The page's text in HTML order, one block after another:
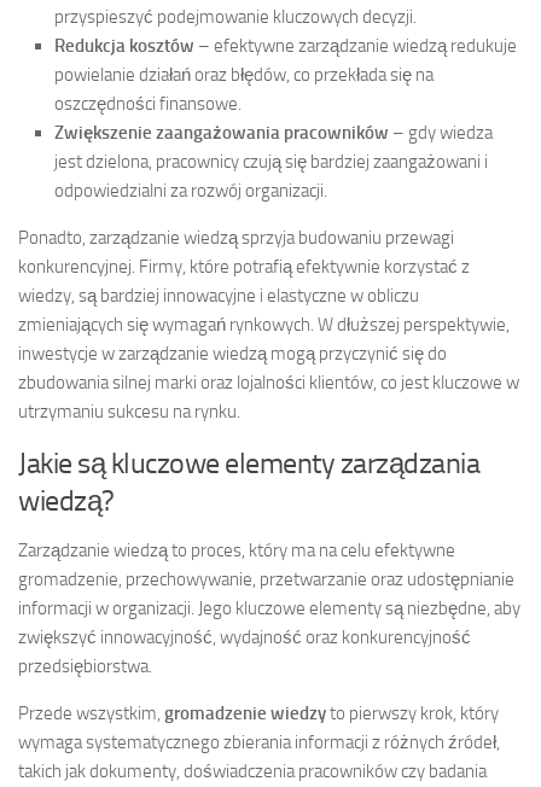
przyspieszyć podejmowanie kluczowych decyzji.
Redukcja kosztów – efektywne zarządzanie wiedzą redukuje
powielanie działań oraz błędów, co przekłada się na
oszczędności finansowe.
Zwiększenie zaangażowania pracowników – gdy wiedza
jest dzielona, pracownicy czują się bardziej zaangażowani i
odpowiedzialni za rozwój organizacji.
Ponadto, zarządzanie wiedzą sprzyja budowaniu przewagi
konkurencyjnej. Firmy, które potrafią efektywnie korzystać z
wiedzy, są bardziej innowacyjne i elastyczne w obliczu
zmieniających się wymagań rynkowych. W dłuższej perspektywie,
inwestycje w zarządzanie wiedzą mogą przyczynić się do
zbudowania silnej marki oraz lojalności klientów, co jest kluczowe w
utrzymaniu sukcesu na rynku.
Jakie są kluczowe elementy zarządzania
wiedzą?
Zarządzanie wiedzą to proces, który ma na celu efektywne
gromadzenie, przechowywanie, przetwarzanie oraz udostępnianie
informacji w organizacji. Jego kluczowe elementy są niezbędne, aby
zwiększyć innowacyjność, wydajność oraz konkurencyjność
przedsiębiorstwa.
Przede wszystkim, gromadzenie wiedzyto pierwszy krok, który
wymaga systematycznego zbierania informacji z różnych źródeł,
takich jak dokumenty, doświadczenia pracowników czy badania